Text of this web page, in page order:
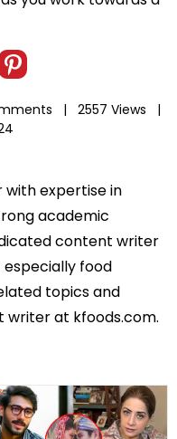
|
2557 Views |
with expertise in
academic
content writer
food
topics and
at kfoods.com.